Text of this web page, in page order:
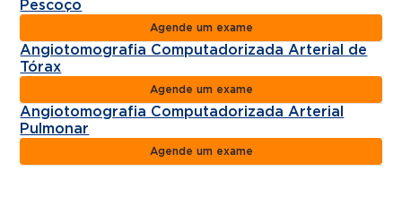
Pescoço
Agende um exame
Angiotomografia Computadorizada Arterial de
Tórax
Agende um exame
Angiotomografia Computadorizada Arterial
Pulmonar
Agende um exame